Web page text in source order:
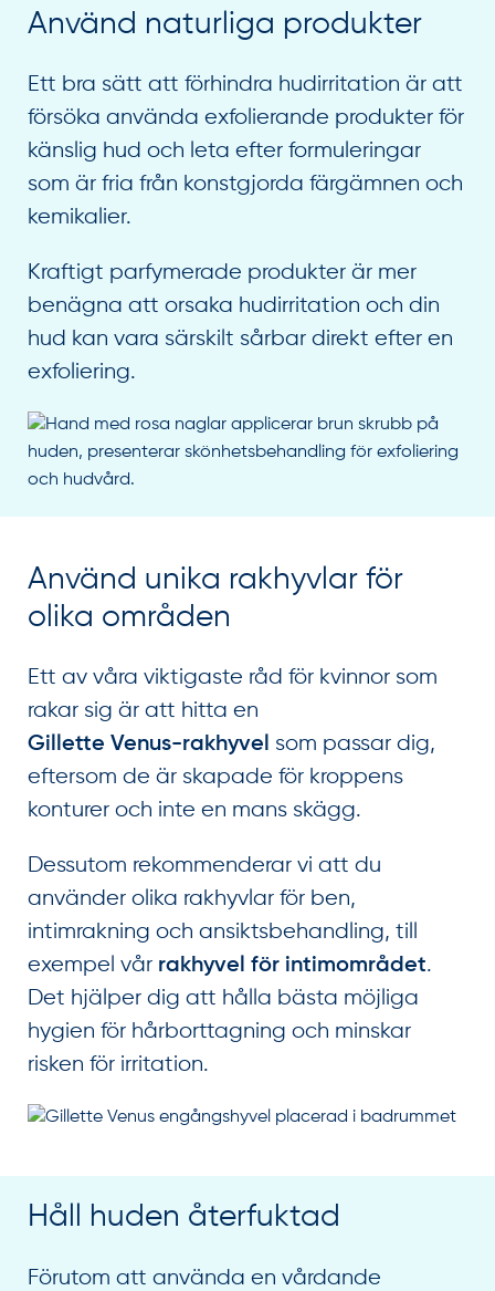
Använd naturliga produkter
Ett bra sätt att förhindra hudirritation är att
försöka använda exfolierande produkter för
känslig hud och leta efter formuleringar
som är fria från konstgjorda färgämnen och
kemikalier.
Kraftigt parfymerade produkter är mer
benägna att orsaka hudirritation och din
hud kan vara särskilt sårbar direkt efter en
exfoliering.
Använd unika rakhyvlar för
olika områden
Ett av våra viktigaste råd för kvinnor som
rakar sig är att hitta en
Gillette Venus-rakhyvel som passar dig,
eftersom de är skapade för kroppens
konturer och inte en mans skägg.
Dessutom rekommenderar vi att du
använder olika rakhyvlar för ben,
intimrakning och ansiktsbehandling, till
exempel vår rakhyvel för intimområdet.
Det hjälper dig att hålla bästa möjliga
hygien för hårborttagning och minskar
risken för irritation.
Håll huden återfuktad
Förutom att använda en vårdande